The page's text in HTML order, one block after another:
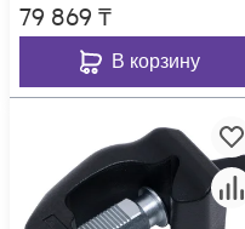
79 869 ₸
В корзину